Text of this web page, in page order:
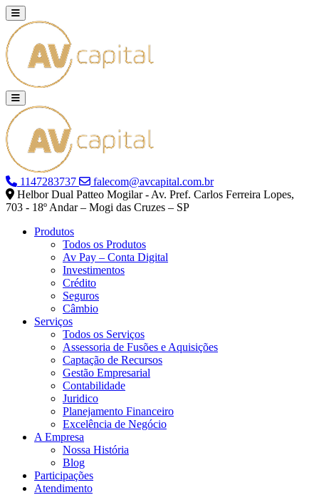
1147283737
falecom@avcapital.com.br
Helbor Dual Patteo Mogilar - Av. Pref. Carlos Ferreira Lopes,
703 - 18º Andar – Mogi das Cruzes – SP
Produtos
Todos os Produtos
Av Pay – Conta Digital
Investimentos
Crédito
Seguros
Câmbio
Serviços
Todos os Serviços
Assessoria de Fusões e Aquisições
Captação de Recursos
Gestão Empresarial
Contabilidade
Juridico
Planejamento Financeiro
Excelência de Negócio
A Empresa
Nossa História
Blog
Participações
Atendimento